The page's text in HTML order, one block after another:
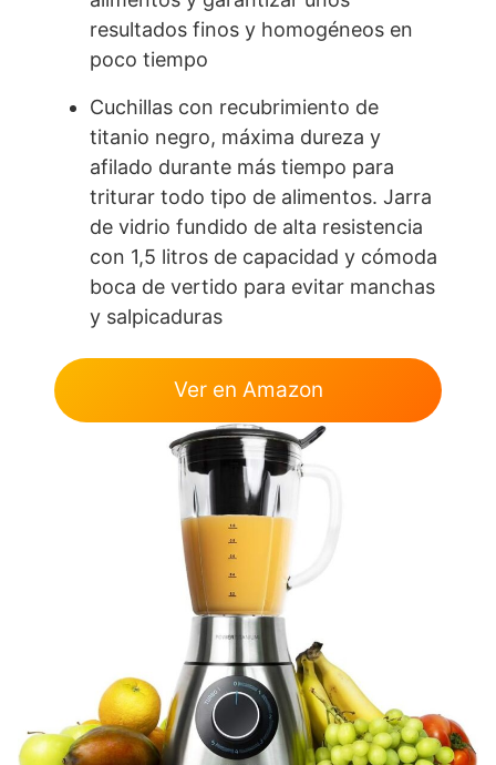
resultados finos y homogéneos en
poco tiempo
Cuchillas con recubrimiento de
titanio negro, máxima dureza y
afilado durante más tiempo para
triturar todo tipo de alimentos. Jarra
de vidrio fundido de alta resistencia
con 1,5 litros de capacidad y cómoda
boca de vertido para evitar manchas
y salpicaduras
Ver en Amazon